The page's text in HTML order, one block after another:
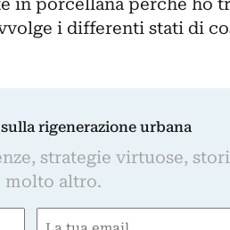
i differenti stati di
rigenerazione urbana
strategie virtuose,
molto altro.
Email